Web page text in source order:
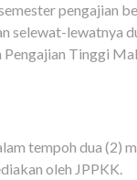
pengajian
lewatnya
Tinggi
tempoh dua (2)
oleh JPPKK.